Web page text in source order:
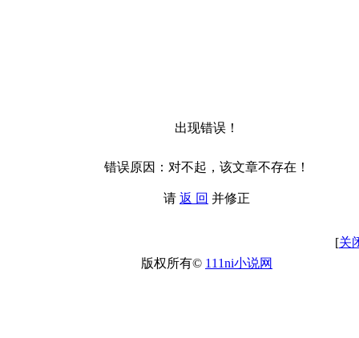
出现错误！
错误原因：对不起，该文章不存在！
请 返 回 并修正
[关
版权所有© 111ni小说网